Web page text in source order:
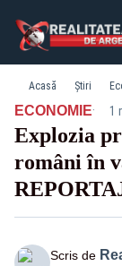
Acasă Știri
ECONOMIE· 1
Explozia
români în
Scris de